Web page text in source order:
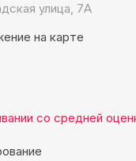
улица, 7А
на карте
со средней